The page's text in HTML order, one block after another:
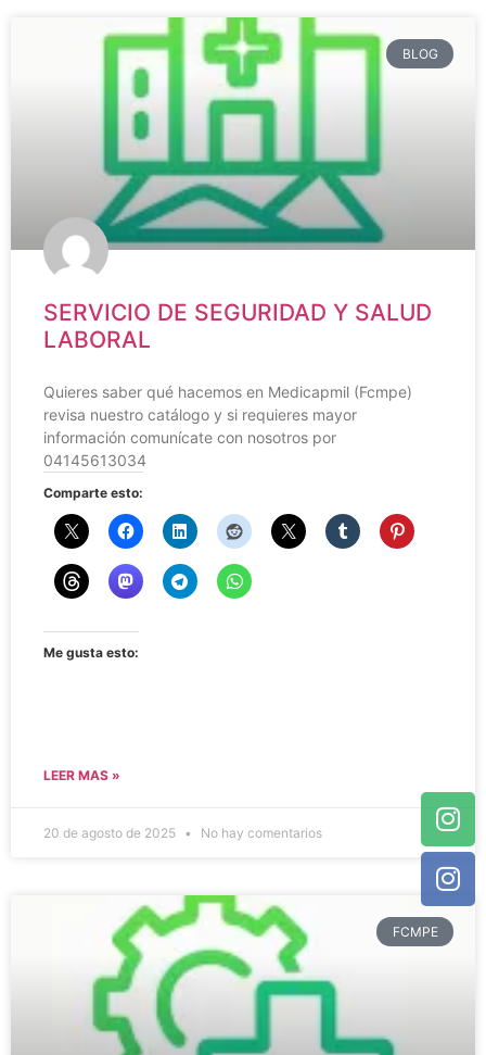
BLOG
SERVICIO DE SEGURIDAD Y SALUD
LABORAL
Quieres saber qué hacemos en Medicapmil (Fcmpe)
revisa nuestro catálogo y si requieres mayor
información comunícate con nosotros por
04145613034
Comparte esto:
Me gusta esto:
LEER MAS »
20 de agosto de 2025 No hay comentarios
FCMPE